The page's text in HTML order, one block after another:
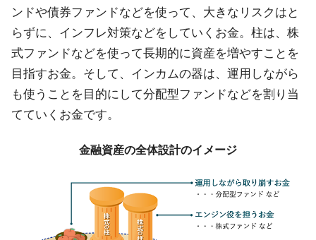
ンドや債券ファンドなどを使って、大きなリスクはと
らずに、インフレ対策などをしていくお金。柱は、株
式ファンドなどを使って長期的に資産を増やすことを
目指すお金。そして、インカムの器は、運用しながら
も使うことを目的にして分配型ファンドなどを割り当
てていくお金です。
金融資産の全体設計のイメージ